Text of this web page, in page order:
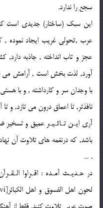
سجع را ندارد.
اين سبك (ساختار) جديدى است
عرب ,تحولى غريب ايجاد نموده ,
عجز و تاب انداخته , جاذبه
آورد, لذت بخش است , آرامش مى
با وجدان سر و كارداشته , و با
نافذتر, تا اعماق درون مى تازد, و
آرى ايـن تـاثـيـر عميق و
باشد, كه درنغمه هاى تلاوت آن
. …
در حـديـث آمـده : اقـراوا